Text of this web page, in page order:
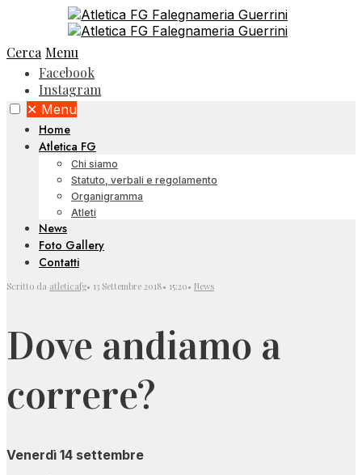
Cerca Menu
Facebook
Instagram
✕ Menu
Home
Atletica FG
Chi siamo
Statuto, verbali e regolamento
Organigramma
Atleti
News
Foto Gallery
Contatti
Scritto da atleticafg• 13 Settembre 2018• 15:20• News
Dove andiamo a
correre?
Venerdì 14 settembre